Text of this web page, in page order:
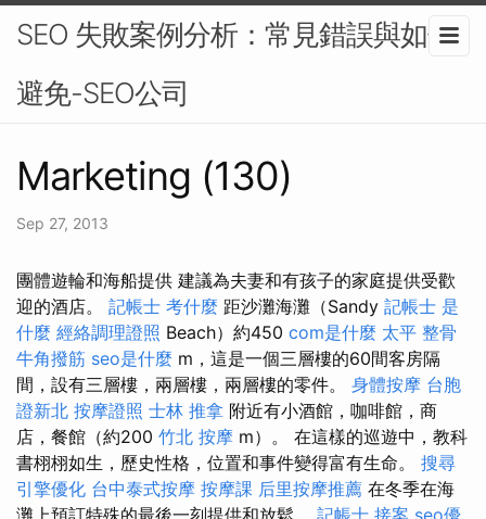
SEO 失敗案例分析：常見錯誤與如何
避免-SEO公司
Marketing (130)
Sep 27, 2013
團體遊輪和海船提供 建議為夫妻和有孩子的家庭提供受歡
迎的酒店。 記帳士 考什麼 距沙灘海灘（Sandy 記帳士 是
什麼 經絡調理證照 Beach）約450 com是什麼 太平 整骨
牛角撥筋 seo是什麼 m，這是一個三層樓的60間客房隔
間，設有三層樓，兩層樓，兩層樓的零件。 身體按摩 台胞
證新北 按摩證照 士林 推拿 附近有小酒館，咖啡館，商
店，餐館（約200 竹北 按摩 m）。 在這樣的巡遊中，教科
書栩栩如生，歷史性格，位置和事件變得富有生命。 搜尋
引擎優化 台中泰式按摩 按摩課 后里按摩推薦 在冬季在海
灘上預訂特殊的最後一刻提供和放鬆。 記帳士 接案 seo優